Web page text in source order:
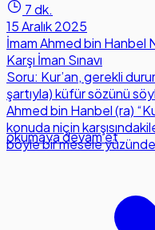
7 dk.
15 Aralık 2025
İmam Ahmed bin
Karşı İman Sınavı
Soru: Kur’an, gerekli
şartıyla) küfür sözünü
Ahmed bin Hanbel (ra)
konuda niçin
böyle bir mesele
okumaya devam et